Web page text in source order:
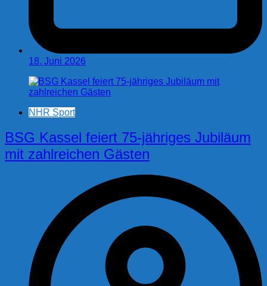
18. Juni 2026
NHR Sport
BSG Kassel feiert 75-jähriges Jubiläum
mit zahlreichen Gästen